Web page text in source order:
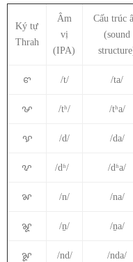
Ký tự
Thrah
Âm
vị
(IPA)
Cấu trúc
(sound
ꨓ /t/ /ta/
ꨔ /tʰ/ /tʰa/
ꨕ /d/ /da/
ꨖ /dʱ/ /dʱa/
ꨗ /n/ /na/
ꨘ /n̠/ /n̠a/
ꨙ /nd/ /nda/